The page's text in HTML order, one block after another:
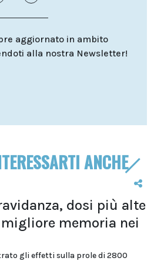
aggiornato in ambito
alla nostra Newsletter!
ANCHE
dosi più alte
memoria nei
gli effetti sulla prole di 2800